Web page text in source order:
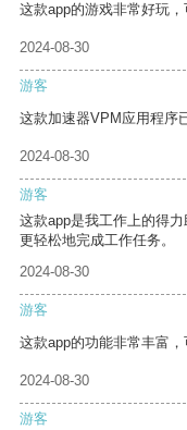
这款app的游戏非常好玩，
2024-08-30
游客
这款加速器VPM应用程序
2024-08-30
游客
这款app是我工作上的得
更轻松地完成工作任务。
2024-08-30
游客
这款app的功能非常丰富，
2024-08-30
游客